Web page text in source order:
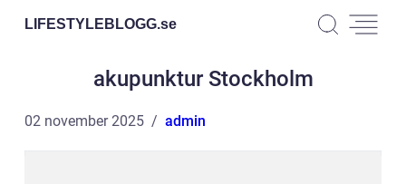
LIFESTYLEBLOGG.se
akupunktur Stockholm
02 november 2025 admin